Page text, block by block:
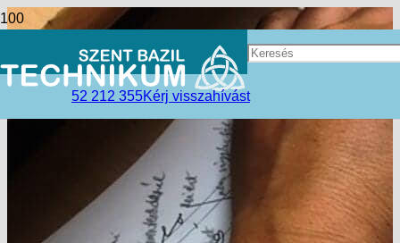
52 212 355Kérj visszahívást